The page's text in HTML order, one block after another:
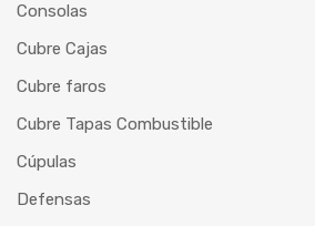
Consolas
Cubre Cajas
Cubre faros
Cubre Tapas Combustible
Cúpulas
Defensas